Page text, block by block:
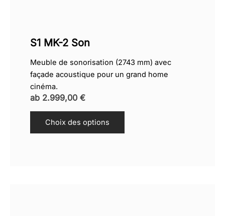
S1 MK-2 Son
Meuble de sonorisation (2743 mm) avec
façade acoustique pour un grand home
cinéma.
ab 2.999,00 €
Choix des options